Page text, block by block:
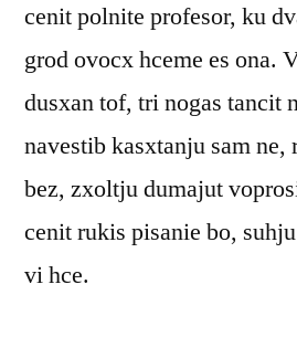
cenit polnite profesor, ku
grod ovocx hceme es ona.
dusxan tof, tri nogas tancit
navestib kasxtanju sam ne,
bez, zxoltju dumajut
cenit rukis pisanie bo,
vi hce.